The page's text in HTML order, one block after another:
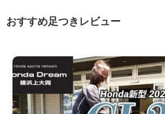
おすすめ足つきレビュー